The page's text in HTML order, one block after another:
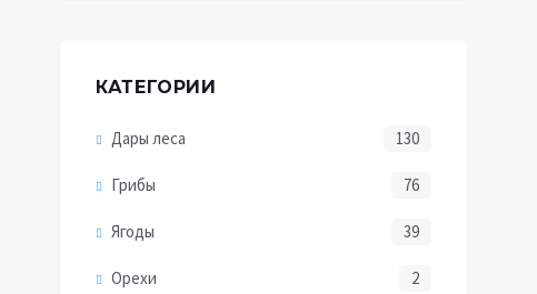
КАТЕГОРИИ
Дары леса 130
Грибы 76
Ягоды 39
Орехи 2